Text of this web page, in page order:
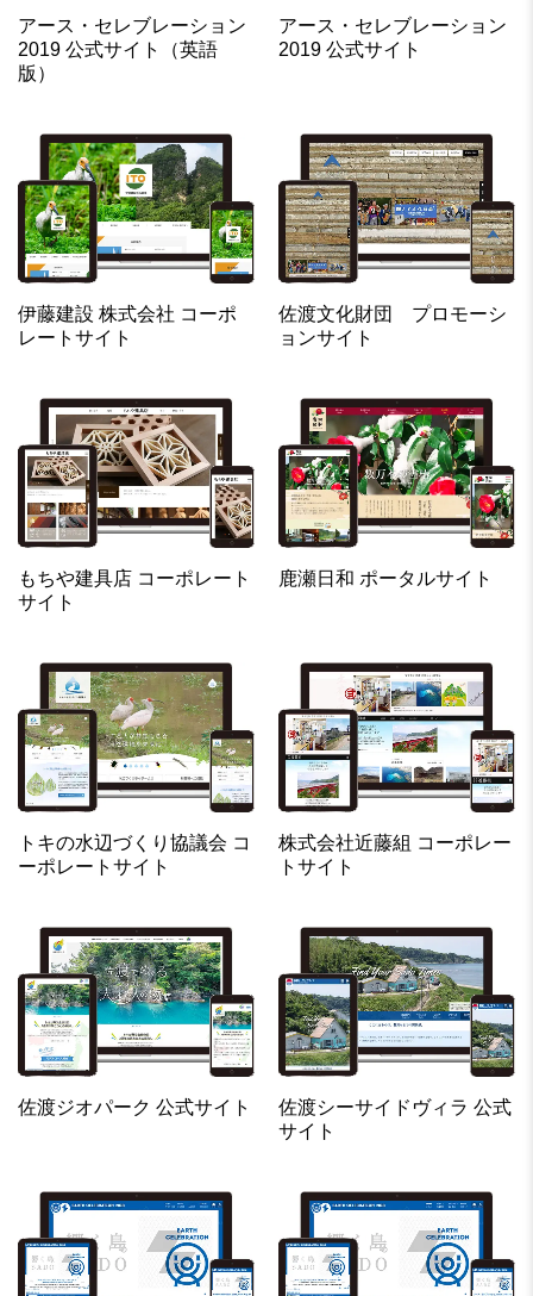
アース・セレブレーション
2019 公式サイト（英語
版）
アース・セレブレーション
2019 公式サイト
伊藤建設 株式会社 コーポ
レートサイト
佐渡文化財団 プロモーシ
ョンサイト
もちや建具店 コーポレート
サイト
鹿瀬日和 ポータルサイト
トキの水辺づくり協議会 コ
ーポレートサイト
株式会社近藤組 コーポレー
トサイト
佐渡ジオパーク 公式サイト
佐渡シーサイドヴィラ 公式
サイト